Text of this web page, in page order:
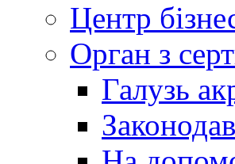
Центр
Орган з
Галузь